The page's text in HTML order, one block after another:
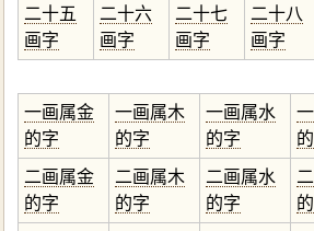
二十五
画字
二十六
画字
二十七
画字
二十八
画字
一画属金
的字
一画属木
的字
一画属水
的字
二画属金
的字
二画属木
的字
二画属水
的字